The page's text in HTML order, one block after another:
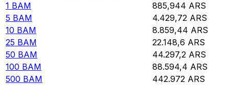
1 BAM 885,944 ARS
5 BAM 4.429,72 ARS
10 BAM 8.859,44 ARS
25 BAM 22.148,6 ARS
50 BAM 44.297,2 ARS
100 BAM 88.594,4 ARS
500 BAM 442.972 ARS